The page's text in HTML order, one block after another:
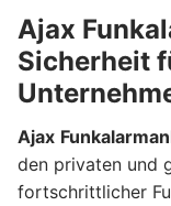
Ajax
Sicherheit
Ajax
den privaten und
fortschrittlicher